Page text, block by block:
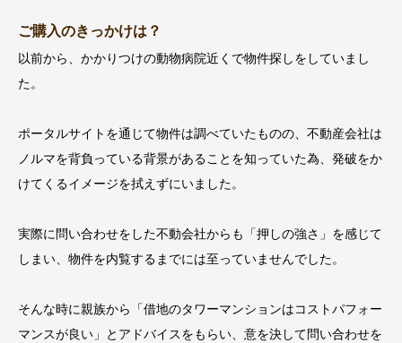
ご購入のきっかけは？
以前から、かかりつけの動物病院近くで物件探しをしていまし
た。
ポータルサイトを通じて物件は調べていたものの、不動産会社は
ノルマを背負っている背景があることを知っていた為、発破をか
けてくるイメージを拭えずにいました。
実際に問い合わせをした不動会社からも「押しの強さ」を感じて
しまい、物件を内覧するまでには至っていませんでした。
そんな時に親族から「借地のタワーマンションはコストパフォー
マンスが良い」とアドバイスをもらい、意を決して問い合わせを